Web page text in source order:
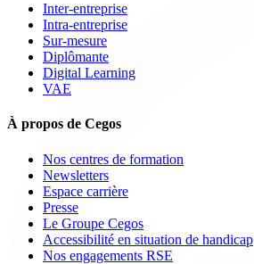
Inter-entreprise
Intra-entreprise
Sur-mesure
Diplômante
Digital Learning
VAE
À propos de Cegos
Nos centres de formation
Newsletters
Espace carrière
Presse
Le Groupe Cegos
Accessibilité en situation de handicap
Nos engagements RSE